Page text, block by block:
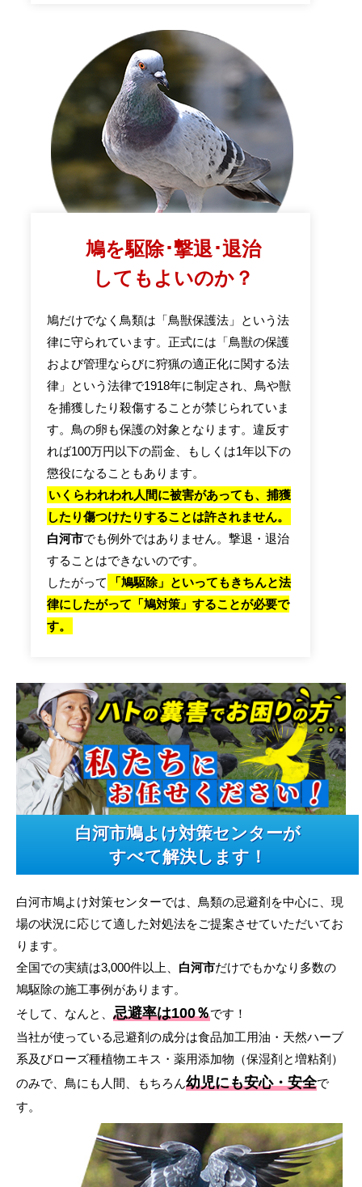
鳩を駆除･撃退･退治
してもよいのか？
鳩だけでなく鳥類は「鳥獣保護法」という法
律に守られています。正式には「鳥獣の保護
および管理ならびに狩猟の適正化に関する法
律」という法律で1918年に制定され、鳥や獣
を捕獲したり殺傷することが禁じられていま
す。鳥の卵も保護の対象となります。違反す
れば100万円以下の罰金、もしくは1年以下の
懲役になることもあります。
いくらわれわれ人間に被害があっても、捕獲
したり傷つけたりすることは許されません。
白河市でも例外ではありません。撃退・退治
することはできないのです。
したがって
「鳩駆除」といってもきちんと法
律にしたがって「鳩対策」することが必要で
す。
白河市鳩よけ対策センターが
すべて解決します！
白河市鳩よけ対策センターでは、鳥類の忌避剤を中心に、現
場の状況に応じて適した対処法をご提案させていただいてお
ります。
全国での実績は3,000件以上、 白河市だけでもかなり多数の
鳩駆除の施工事例があります。
そして、なんと、 忌避率は100％です！
当社が使っている忌避剤の成分は食品加工用油・天然ハーブ
系及びローズ種植物エキス・薬用添加物（保湿剤と増粘剤）
のみで、鳥にも人間、もちろん幼児にも安心・安全で
す。